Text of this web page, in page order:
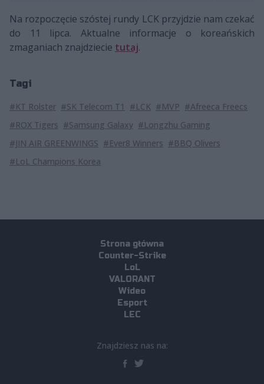
Na rozpoczęcie szóstej rundy LCK przyjdzie nam czekać
do 11 lipca. Aktualne informacje o koreańskich
zmaganiach znajdziecie tutaj.
Tagi
#KT Rolster #SK Telecom T1 #LCK #MVP #Afreeca Freecs
#ROX Tigers #Samsung Galaxy #Longzhu Gaming
#JIN AIR GREENWINGS #Ever8 Winners #BBQ Olivers
#LoL Champions Korea
Strona główna
Counter-Strike
LoL
VALORANT
Wideo
Esport
LEC
Znajdziesz nas na: